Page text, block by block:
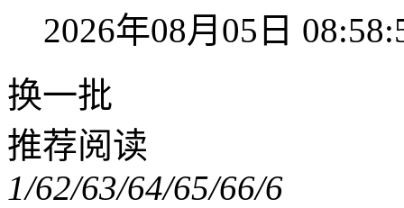
2026年08月05日
换一批
推荐阅读
1/62/63/64/65/66/6